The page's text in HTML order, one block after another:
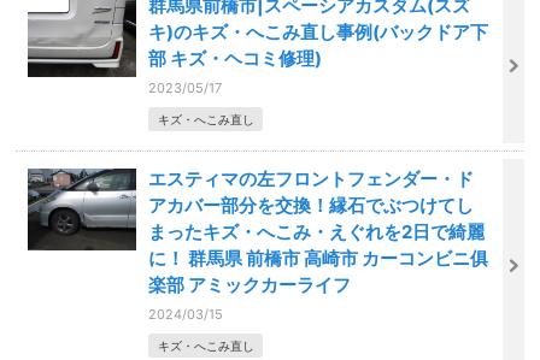
群馬県前橋市|スペーシアカスタム(スズ
キ)のキズ・へこみ直し事例(バックドア下
部 キズ・ヘコミ修理)
2023/05/17
キズ・へこみ直し
エスティマの左フロントフェンダー・ド
アカバー部分を交換！縁石でぶつけてし
まったキズ・へこみ・えぐれを2日で綺麗
に！ 群馬県 前橋市 高崎市 カーコンビニ俱
楽部 アミックカーライフ
2024/03/15
キズ・へこみ直し